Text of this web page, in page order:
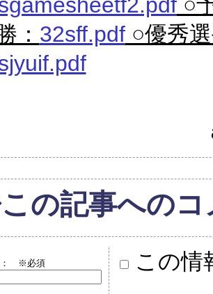
○
： 32sff.pdf○優秀
の記事へのコ
： ※必須 この情